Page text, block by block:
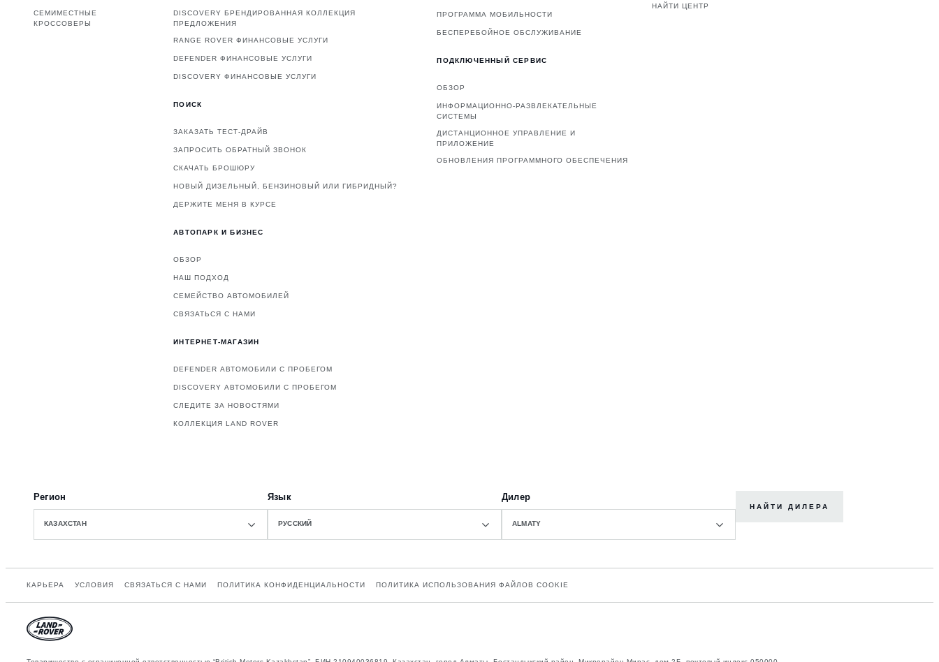
СЕМИМЕСТНЫЕ
КРОССОВЕРЫ
DISCOVERY БРЕНДИРОВАННАЯ КОЛЛЕКЦИЯ
ПРЕДЛОЖЕНИЯ
RANGE ROVER ФИНАНСОВЫЕ УСЛУГИ
DEFENDER ФИНАНСОВЫЕ УСЛУГИ
DISCOVERY ФИНАНСОВЫЕ УСЛУГИ
ПОИСК
ЗАКАЗАТЬ ТЕСТ-ДРАЙВ
ЗАПРОСИТЬ ОБРАТНЫЙ ЗВОНОК
СКАЧАТЬ БРОШЮРУ
НОВЫЙ ДИЗЕЛЬНЫЙ, БЕНЗИНОВЫЙ ИЛИ ГИБРИДНЫЙ?
ДЕРЖИТЕ МЕНЯ В КУРСЕ
АВТОПАРК И БИЗНЕС
ОБЗОР
НАШ ПОДХОД
СЕМЕЙСТВО АВТОМОБИЛЕЙ
СВЯЗАТЬСЯ С НАМИ
ИНТЕРНЕТ-МАГАЗИН
DEFENDER АВТОМОБИЛИ С ПРОБЕГОМ
DISCOVERY АВТОМОБИЛИ С ПРОБЕГОМ
СЛЕДИТЕ ЗА НОВОСТЯМИ
КОЛЛЕКЦИЯ LAND ROVER
ПРОГРАММА МОБИЛЬНОСТИ
БЕСПЕРЕБОЙНОЕ ОБСЛУЖИВАНИЕ
ПОДКЛЮЧЕННЫЙ СЕРВИС
ОБЗОР
ИНФОРМАЦИОННО-РАЗВЛЕКАТЕЛЬНЫЕ
СИСТЕМЫ
ДИСТАНЦИОННОЕ УПРАВЛЕНИЕ И
ПРИЛОЖЕНИЕ
ОБНОВЛЕНИЯ ПРОГРАММНОГО ОБЕСПЕЧЕНИЯ
НАЙТИ ЦЕНТР
Регион
КАЗАХСТАН
Язык
РУССКИЙ
Дилер
ALMATY
НАЙТИ ДИЛЕРА
КАРЬЕРА УСЛОВИЯ СВЯЗАТЬСЯ С НАМИ ПОЛИТИКА КОНФИДЕНЦИАЛЬНОСТИ ПОЛИТИКА ИСПОЛЬЗОВАНИЯ ФАЙЛОВ COOKIE